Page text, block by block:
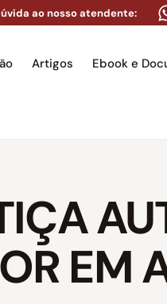
ao nosso atendente:
Artigos Ebook e
EM